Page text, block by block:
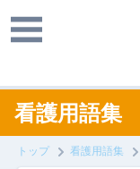
看護用語集
トップ 看護用語集